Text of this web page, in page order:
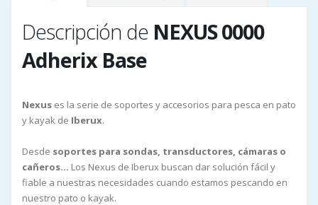
Descripción de NEXUS 0000
Adherix Base
Nexus es la serie de soportes y accesorios para pesca en pato
y kayak de Iberux.
Desde soportes para sondas, transductores, cámaras o
cañeros... Los Nexus de Iberux buscan dar solución fácil y
fiable a nuestras necesidades cuando estamos pescando en
nuestro pato o kayak.